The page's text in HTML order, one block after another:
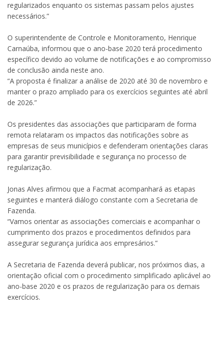
regularizados enquanto os sistemas passam pelos ajustes
necessários.”
O superintendente de Controle e Monitoramento, Henrique
Carnaúba, informou que o ano-base 2020 terá procedimento
específico devido ao volume de notificações e ao compromisso
de conclusão ainda neste ano.
“A proposta é finalizar a análise de 2020 até 30 de novembro e
manter o prazo ampliado para os exercícios seguintes até abril
de 2026.”
Os presidentes das associações que participaram de forma
remota relataram os impactos das notificações sobre as
empresas de seus municípios e defenderam orientações claras
para garantir previsibilidade e segurança no processo de
regularização.
Jonas Alves afirmou que a Facmat acompanhará as etapas
seguintes e manterá diálogo constante com a Secretaria de
Fazenda.
“Vamos orientar as associações comerciais e acompanhar o
cumprimento dos prazos e procedimentos definidos para
assegurar segurança jurídica aos empresários.”
A Secretaria de Fazenda deverá publicar, nos próximos dias, a
orientação oficial com o procedimento simplificado aplicável ao
ano-base 2020 e os prazos de regularização para os demais
exercícios.